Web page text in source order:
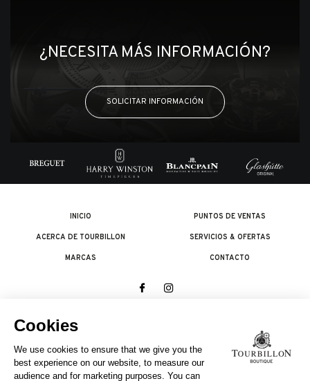
¿NECESITA MÁS INFORMACIÓN?
SOLICITAR INFORMACIÓN
INICIO
ACERCA DE TOURBILLON
MARCAS
PUNTOS DE VENTAS
SERVICIOS & OFERTAS
CONTACTO